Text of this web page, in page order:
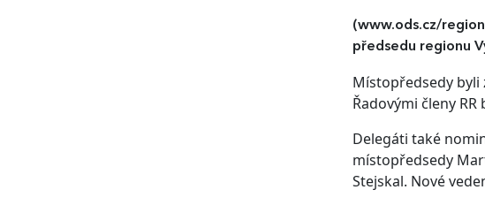
(www.ods.cz/
předsedu regionu
Místopředsedy byli
Řadovými členy
Delegáti také
místopředsedy
Stejskal. Nové